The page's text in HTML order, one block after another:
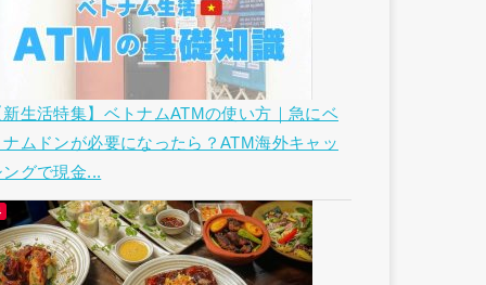
新生活特集】ベトナムATMの使い方｜急にベ
ナムドンが必要になったら？ATM海外キャッ
ングで現金...